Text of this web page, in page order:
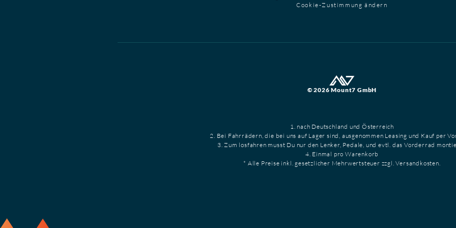
Cookie-Zustimmung ändern
© 2026 Mount7 GmbH
1. nach Deutschland und Österreich
2. Bei Fahrrädern, die bei uns auf Lager sind, ausgenommen Leasing und Kauf per
3. Zum losfahren musst Du nur den Lenker, Pedale, und evtl. das Vorderrad
4. Einmal pro Warenkorb
* Alle Preise inkl. gesetzlicher Mehrwertsteuer zzgl. Versandkosten.